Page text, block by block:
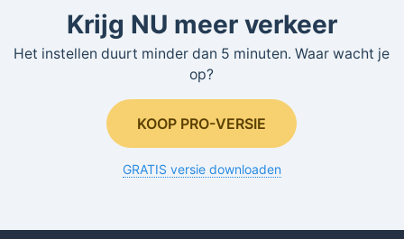
Krijg NU meer verkeer
Het instellen duurt minder dan 5 minuten. Waar wacht je
op?
KOOP PRO-VERSIE
GRATIS versie downloaden